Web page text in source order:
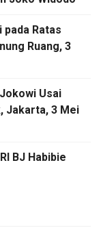
Ratas
Ruang, 3
Usai
Jakarta, 3 Mei
BJ Habibie